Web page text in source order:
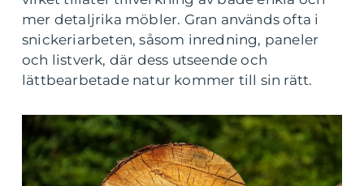
mer detaljrika möbler. Gran används ofta i
snickeriarbeten, såsom inredning, paneler
och listverk, där dess utseende och
lättbearbetade natur kommer till sin rätt.